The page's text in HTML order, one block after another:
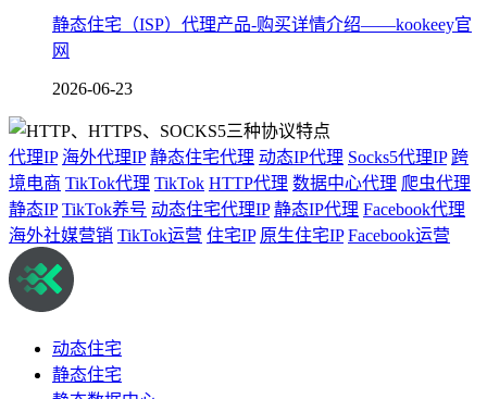
静态住宅（ISP）代理产品-购买详情介绍——kookeey官
网
2026-06-23
代理IP 海外代理IP 静态住宅代理 动态IP代理 Socks5代理IP 跨
境电商 TikTok代理 TikTok HTTP代理 数据中心代理 爬虫代理
静态IP TikTok养号 动态住宅代理IP 静态IP代理 Facebook代理
海外社媒营销 TikTok运营 住宅IP 原生住宅IP Facebook运营
动态住宅
静态住宅